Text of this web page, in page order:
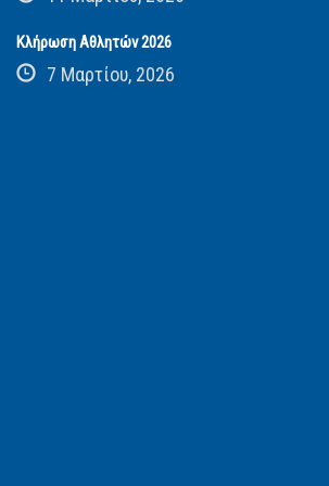
Κλήρωση Αθλητών 2026
7 Μαρτίου, 2026